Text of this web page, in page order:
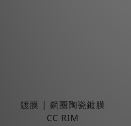
鍍膜 | 鋼圈陶瓷鍍膜
CC RIM